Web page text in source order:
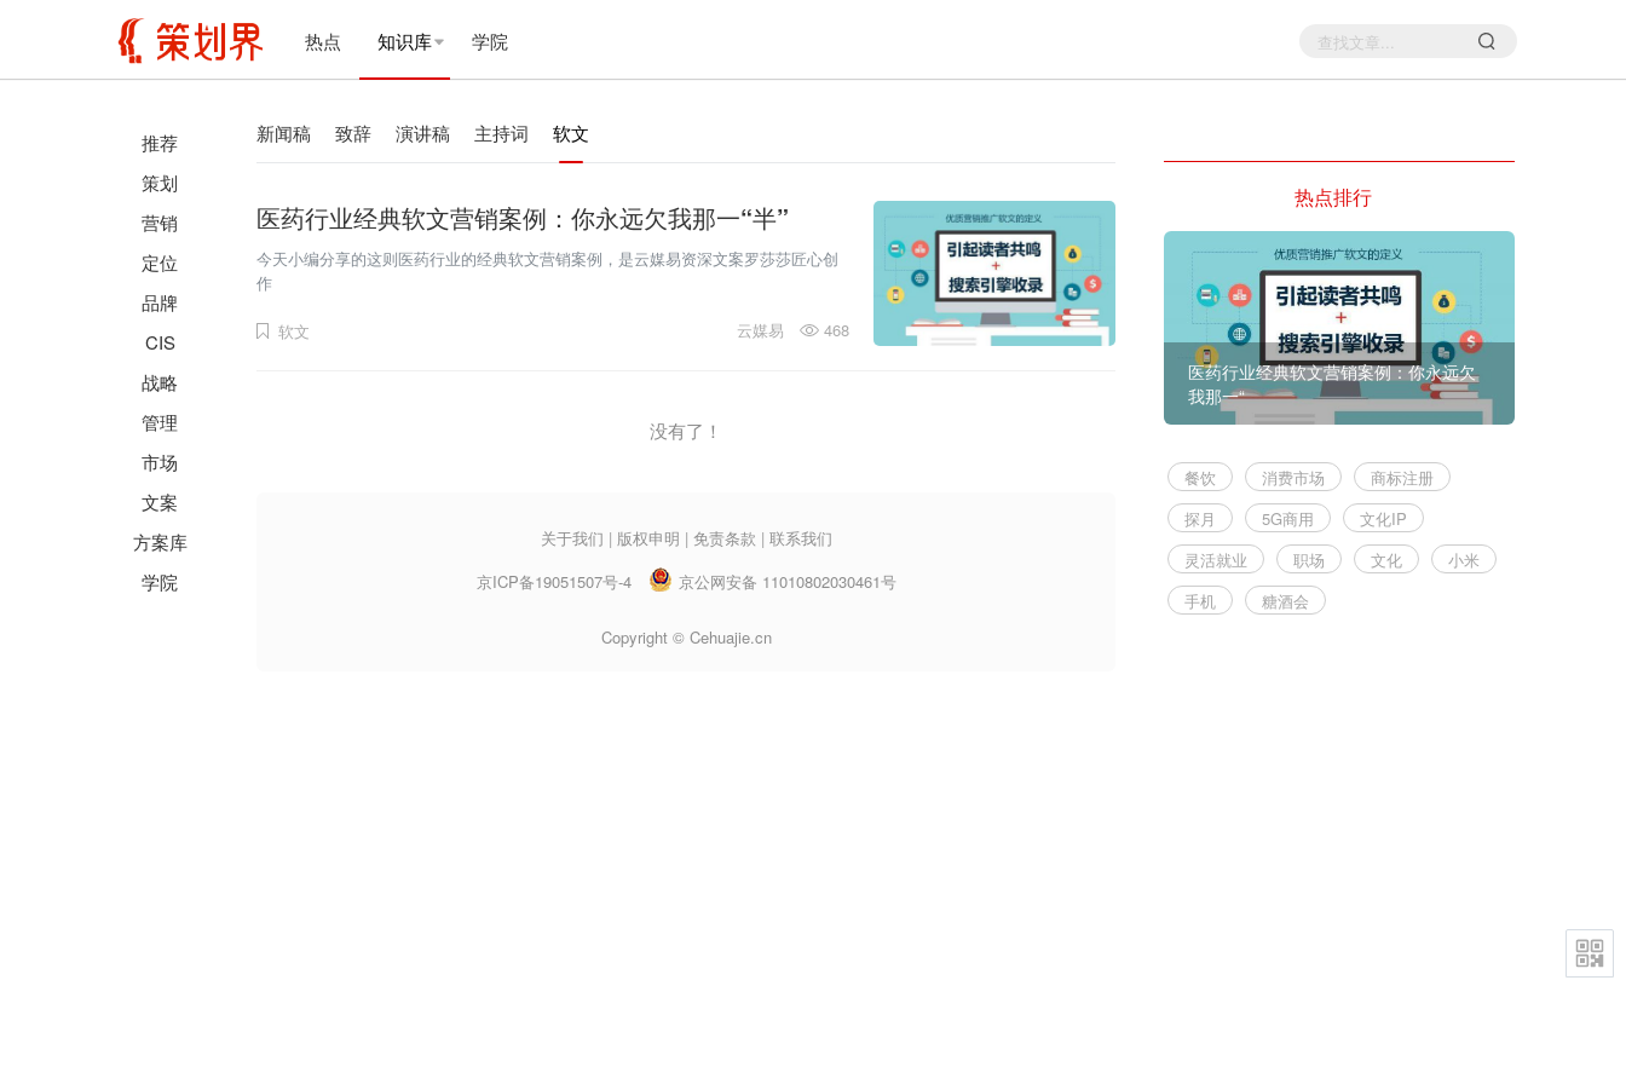
热点 知识库 学院
新闻稿 致辞 演讲稿 主持词 软文
推荐
策划
营销
定位
品牌
CIS
战略
管理
市场
文案
方案库
学院
医药行业经典软文营销案例：你永远欠我那一“半”
今天小编分享的这则医药行业的经典软文营销案例，是云媒易资深文案罗莎莎匠心创
作
软文 468
云媒易
没有了！
关于我们 | 版权申明 | 免责条款 | 联系我们
京ICP备19051507号-4
京公网安备 11010802030461号
Copyright © Cehuajie.cn
热点排行
医药行业经典软文营销案例：你永远欠
我那一“
餐饮 消费市场
商标注册
探月
5G商用
文化IP
灵活就业
职场 文化
小米
手机
糖酒会